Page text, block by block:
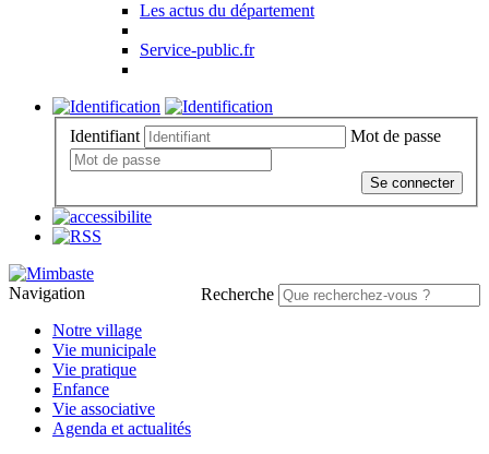
Les actus du département
Service-public.fr
Identifiant Mot de passe
Se connecter
Recherche
Navigation
Notre village
Vie municipale
Vie pratique
Enfance
Vie associative
Agenda et actualités